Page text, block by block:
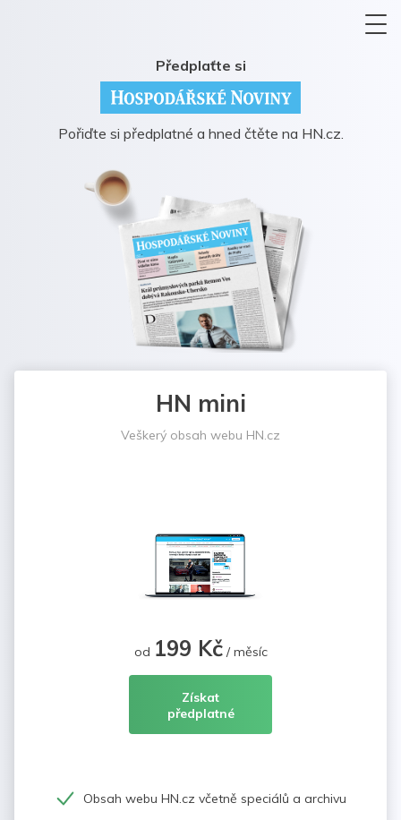
Předplaťte si
Pořiďte si předplatné a hned čtěte na HN.cz.
HN mini
Veškerý obsah webu HN.cz
od 199 Kč/ měsíc
Získat
předplatné
Obsah webu HN.cz včetně speciálů a archivu